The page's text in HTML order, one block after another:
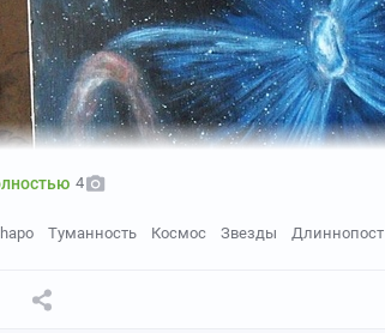
праздниками :3
4
Туманность Космос Звезды Длиннопост